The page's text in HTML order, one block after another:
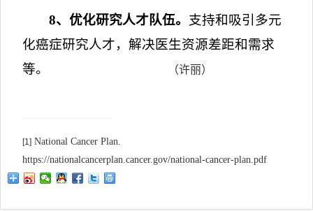
8、优化研究人才队伍。 支持和吸引多元
化癌症研究人才，解决医生资源差距和需求
等。
（许丽）
[1] National Cancer Plan.
https://nationalcancerplan.cancer.gov/national-cancer-plan.pdf